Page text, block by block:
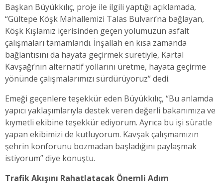
Başkan Büyükkılıç, proje ile ilgili yaptığı açıklamada,
“Gültepe Köşk Mahallemizi Talas Bulvarı’na bağlayan,
Köşk Kışlamız içerisinden geçen yolumuzun asfalt
çalışmaları tamamlandı. İnşallah en kısa zamanda
bağlantısını da hayata geçirmek suretiyle, Kartal
Kavşağı’nın alternatif yollarını üretme, hayata geçirme
yönünde çalışmalarımızı sürdürüyoruz” dedi.
Emeği geçenlere teşekkür eden Büyükkılıç, “Bu anlamda
yapıcı yaklaşımlarıyla destek veren değerli bakanımıza ve
kıymetli ekibine teşekkür ediyorum. Ayrıca bu işi süratle
yapan ekibimizi de kutluyorum. Kavşak çalışmamızın
şehrin konforunu bozmadan başladığını paylaşmak
istiyorum” diye konuştu.
Trafik Akışını Rahatlatacak Önemli Adım